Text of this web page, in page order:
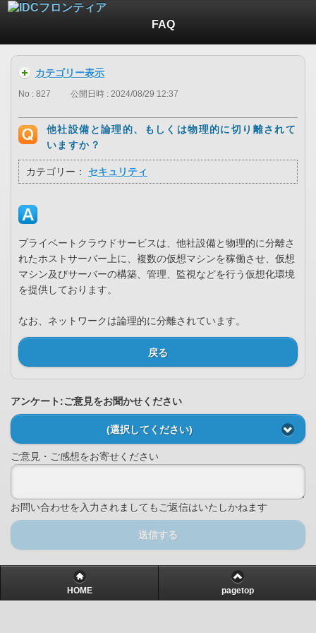
FAQ
カテゴリー表示
No : 827 公開日時 : 2024/08/29 12:37
他社設備と論理的、もしくは物理的に切り離されて
いますか？
カテゴリー： セキュリティ
プライベートクラウドサービスは、他社設備と物理的に分離さ
れたホストサーバー上に、複数の仮想マシンを稼働させ、仮想
マシン及びサーバーの構築、管理、監視などを行う仮想化環境
を提供しております。
なお、ネットワークは論理的に分離されています。
戻る
アンケート:ご意見をお聞かせください
(選択してください)
ご意見・ご感想をお寄せください
お問い合わせを入力されましてもご返信はいたしかねます
送信する
HOME pagetop